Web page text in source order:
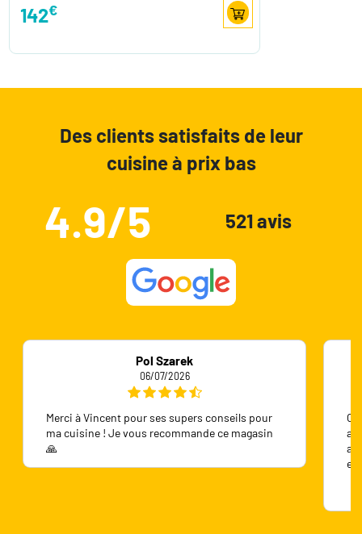
142€
Des clients satisfaits de leur
cuisine à prix bas
4.9/5 521 avis
Pol Szarek
06/07/2026
Merci à Vincent pour ses supers conseils pour
ma cuisine ! Je vous recommande ce magasin
🙏